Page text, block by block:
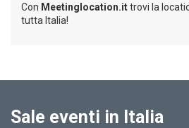
Con Meetinglocation.ittrovi la
tutta Italia!
Sale eventi in Italia